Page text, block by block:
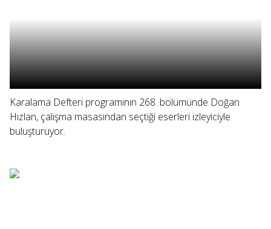
Karalama Defteri programının 268. bölümünde Doğan
Hızlan, çalışma masasından seçtiği eserleri izleyiciyle
buluşturuyor.